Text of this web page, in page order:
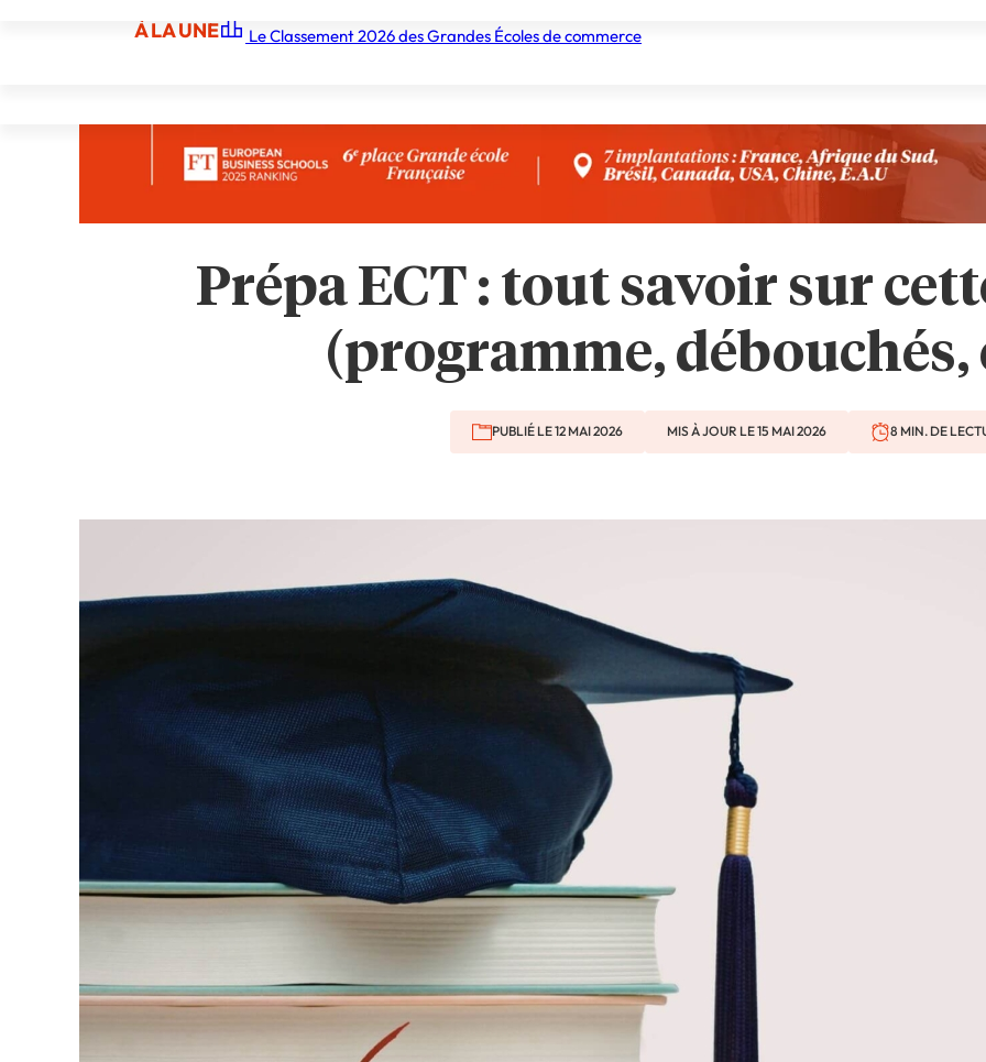
À LA UNE Le Classement 2026 des Grandes Écoles de commerce
Prépa ECT : tout savoir sur
(programme, débouchés,
PUBLIÉ LE 12 MAI 2026 MIS À JOUR LE 15 MAI 2026 8 MIN. DE